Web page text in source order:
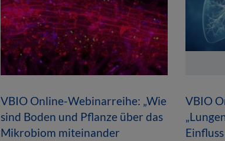
VBIO Online-Webinarreihe: „Wie
sind Boden und Pflanze über das
Mikrobiom miteinander
VBIO